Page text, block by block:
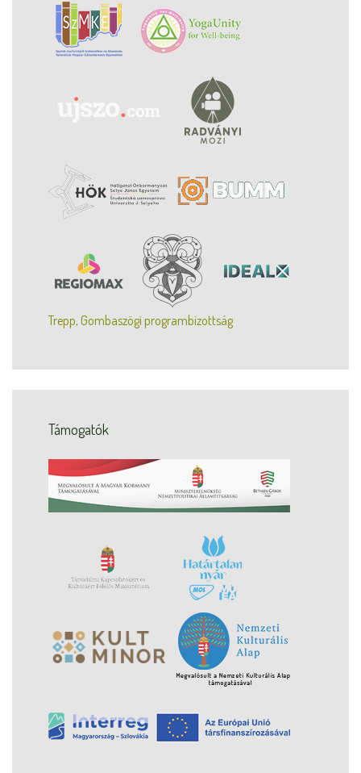
Trepp, Gombaszögi programbizottság
Támogatók